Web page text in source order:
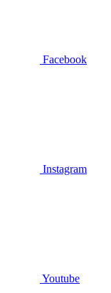
Facebook
Instagram
Youtube